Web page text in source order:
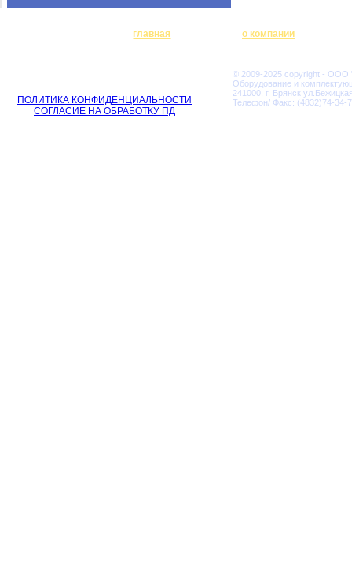
главная о компании
ПОЛИТИКА КОНФИДЕНЦИАЛЬНОСТИ
СОГЛАСИЕ НА ОБРАБОТКУ ПД
© 2009-2025 copyright - ООО
Оборудование и
241000, г. Брянск
Телефон/ Факс: (4832)74-34-